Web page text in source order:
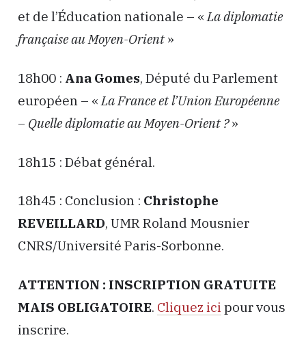
et de l’Éducation nationale – «La diplomatie
française au Moyen-Orient »
18h00 : Ana Gomes, Député du Parlement
européen – «La France et l’Union Européenne
– Quelle diplomatie au Moyen-Orient ?»
18h15 : Débat général.
18h45 : Conclusion : Christophe
REVEILLARD, UMR Roland Mousnier
CNRS/Université Paris-Sorbonne.
ATTENTION : INSCRIPTION GRATUITE
MAIS OBLIGATOIRE. Cliquez ici pour vous
inscrire.